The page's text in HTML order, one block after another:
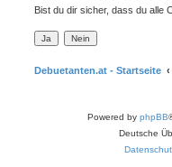
Bist du dir sicher, dass du alle
Debuetanten.at - Startseite
Powered by phpBB
Deutsche